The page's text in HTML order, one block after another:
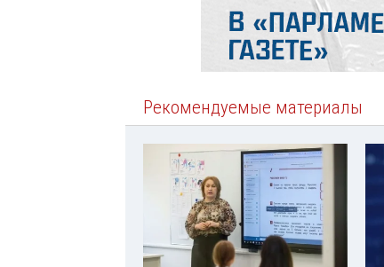
Рекомендуемые материалы